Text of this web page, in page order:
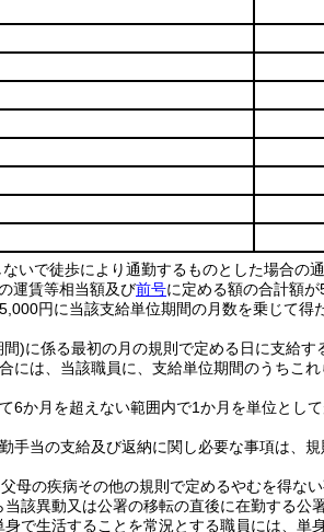
で徒歩により通勤するものとした場合の
運賃等相当額及び前号に定める額の合計額
円に当該支給単位期間の月数を乗じて得
間)に係る最初の月の規則で定める日に支給す
は、当該職員に、支給単位期間のうちこ
6か月を超えない範囲内で1か月を単位とし
当の支給及び返納に関し必要な事項は、規
母の疾病その他の規則で定めるやむを得な
該異動又は公署の移転の直後に在勤する公
で生活することを常況とする職員には、単